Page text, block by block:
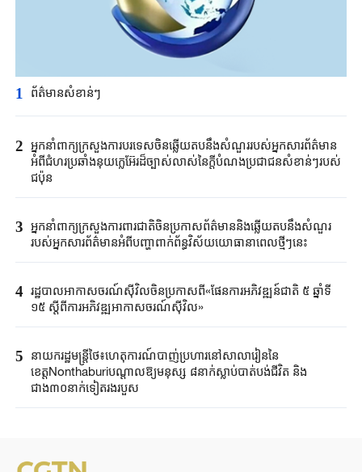
1 ព័ត៌មានសំខាន់ៗ​
2 អ្នកនាំពាក្យ​ក្រសួង​ការបរទេសចិន​ឆ្លើយតបនឹង​សំណួរ​របស់​អ្នកសារព័ត៌មាន​
អំពី​ជំហរ​ប្រ​ឆាំង​នុយក្លេអ៊ែរ​ដ៏ច្បាស់លាស់នៃ​ក្តី​បំណងប្រជាជន​សំខាន់ៗ​របស់
ជប៉ុន​
3 អ្នកនាំពាក្យក្រសួងការពារជាតិចិនប្រកាសព័ត៌មាននិងឆ្លើយតបនឹងសំណួរ
របស់អ្នកសារព័ត៌មានអំពីបញ្ហាពាក់ព័ន្ធវិស័យយោធានាពេលថ្មីៗនេះ
4 រដ្ឋបាលអាកាសចរណ៍ស៊ីវិលចិនប្រកាសពី«ផែនការអភិវឌ្ឍន៍ជាតិ ៥ ឆ្នាំទី
១៥ ស្តីពីការអភិវឌ្ឍអាកាសចរណ៍ស៊ីវិល»
5
នាយករដ្ឋមន្ត្រីថៃ៖ហេតុការណ៍បាញ់ប្រហារនៅសាលារៀននៃ
ខេត្តNonthaburiបណ្តាលឱ្យមនុស្ស ៨នាក់ស្លាប់បាត់បង់ជីវិត និង
ជាង៣០នាក់ទៀតរងរបួស